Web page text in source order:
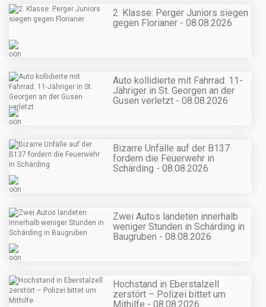
2. Klasse: Perger Juniors siegen
gegen Florianer - 08.08.2026
Auto kollidierte mit Fahrrad: 11-
Jähriger in St. Georgen an der
Gusen verletzt - 08.08.2026
Bizarre Unfälle auf der B137
fordern die Feuerwehr in
Schärding - 08.08.2026
Zwei Autos landeten innerhalb
weniger Stunden in Schärding in
Baugruben - 08.08.2026
Hochstand in Eberstalzell
zerstört – Polizei bittet um
Mithilfe - 08.08.2026